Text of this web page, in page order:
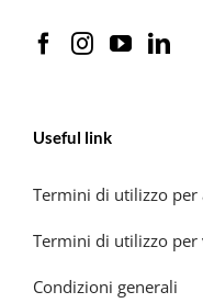
Useful link
Termini di utilizzo per
Termini di utilizzo
Condizioni generali